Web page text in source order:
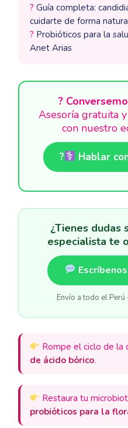
?Guía completa:
cuidarte de forma
? Probióticos para la
Anet Arias
?
Asesoría gratuita
con nuestro
?‍ Hablar
¿Tienes dudas
especialista te
Envío a todo el Perú
Rompe el ciclo de la
de ácido bórico.
Restaura tu
probióticos para la